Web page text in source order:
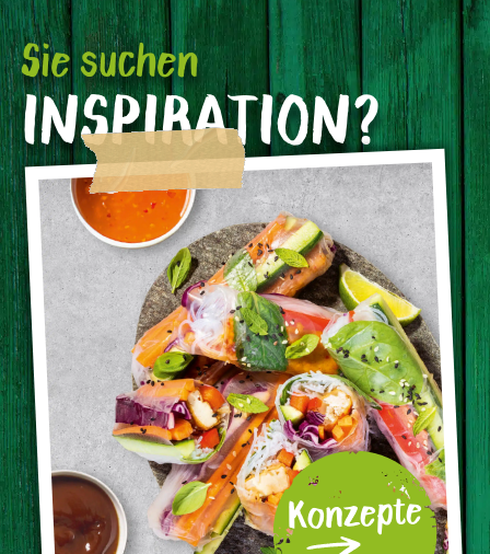
Sie suchen
INSPIRATION?
Konzepte